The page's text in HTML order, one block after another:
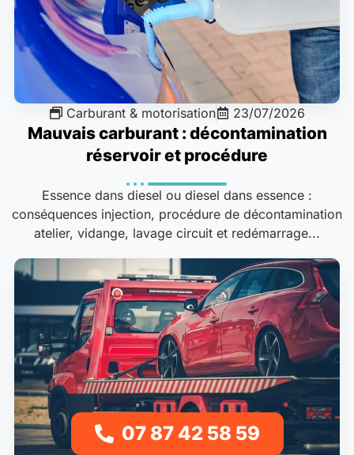
Carburant & motorisation 23/07/2026
Mauvais carburant : décontamination
réservoir et procédure
Essence dans diesel ou diesel dans essence :
conséquences injection, procédure de décontamination
atelier, vidange, lavage circuit et redémarrage...
07 87 42 58 59